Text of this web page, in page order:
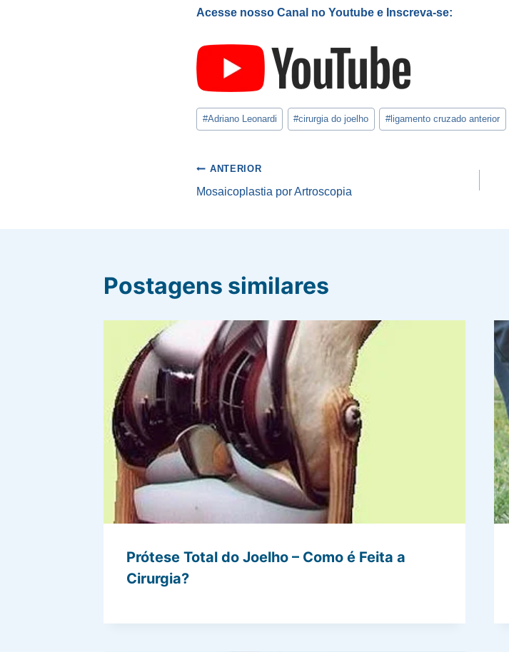
Acesse nosso Canal no Youtube e Inscreva-se:
Tags
do
#Adriano Leonardi #cirurgia do joelho #ligamento cruzado anterior
Navegação
ANTERIOR
Mosaicoplastia por Artroscopia
Postagens similares
Prótese Total do Joelho – Como é Feita a
Cirurgia?